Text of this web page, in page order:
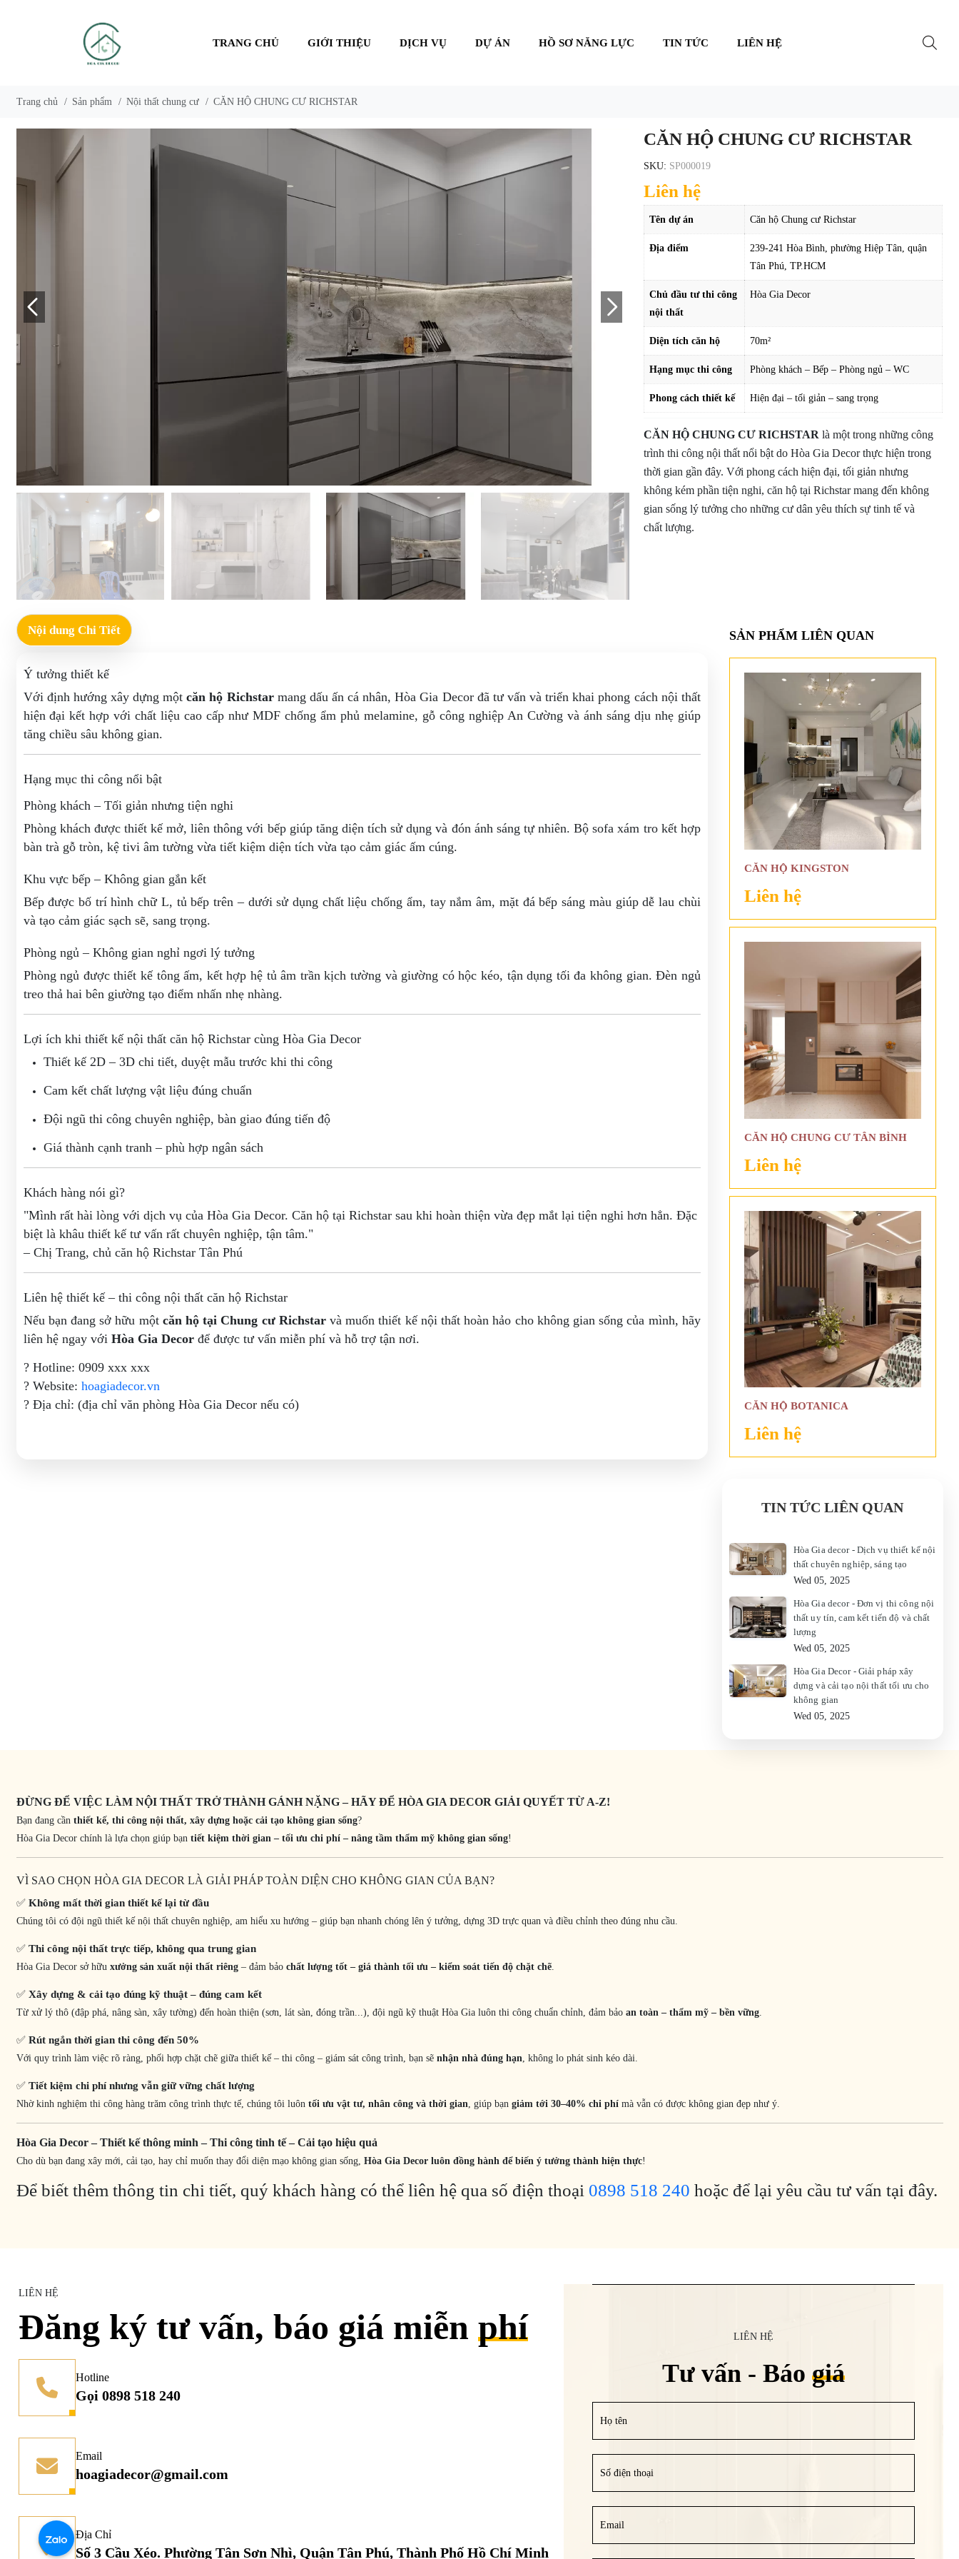
TRANG CHỦ GIỚI THIỆU DỊCH VỤ DỰ ÁN HỒ SƠ NĂNG LỰC TIN TỨC LIÊN HỆ
Trang chủ / Sản phẩm / Nội thất chung cư / CĂN HỘ CHUNG CƯ RICHSTAR
CĂN HỘ CHUNG CƯ RICHSTAR
SKU: SP000019
Liên hệ
Tên dự án Căn hộ Chung cư Richstar
Địa điểm
239-241 Hòa Bình, phường Hiệp Tân, quận
Tân Phú, TP.HCM
Chủ đầu tư thi công
nội thất
Hòa Gia Decor
Diện tích căn hộ 70m²
Hạng mục thi công Phòng khách – Bếp – Phòng ngủ – WC
Phong cách thiết kế Hiện đại – tối giản – sang trọng
CĂN HỘ CHUNG CƯ RICHSTAR là một trong những công
trình thi công nội thất nổi bật do Hòa Gia Decor thực hiện trong
thời gian gần đây. Với phong cách hiện đại, tối giản nhưng
không kém phần tiện nghi, căn hộ tại Richstar mang đến không
gian sống lý tưởng cho những cư dân yêu thích sự tinh tế và
chất lượng.
Nội dung Chi Tiết
Ý tưởng thiết kế
Với định hướng xây dựng mộtcăn hộ Richstarmang dấu ấn cá nhân, Hòa Gia Decor đã tư vấn và triển khai phong cách nội thất
hiện đại kết hợp với chất liệu cao cấp như MDF chống ẩm phủ melamine, gỗ công nghiệp An Cường và ánh sáng dịu nhẹ giúp
tăng chiều sâu không gian.
Hạng mục thi công nổi bật
Phòng khách – Tối giản nhưng tiện nghi
Phòng khách được thiết kế mở, liên thông với bếp giúp tăng diện tích sử dụng và đón ánh sáng tự nhiên. Bộ sofa xám tro kết hợp
bàn trà gỗ tròn, kệ tivi âm tường vừa tiết kiệm diện tích vừa tạo cảm giác ấm cúng.
Khu vực bếp – Không gian gắn kết
Bếp được bố trí hình chữ L, tủ bếp trên – dưới sử dụng chất liệu chống ẩm, tay nắm âm, mặt đá bếp sáng màu giúp dễ lau chùi
và tạo cảm giác sạch sẽ, sang trọng.
Phòng ngủ – Không gian nghỉ ngơi lý tưởng
Phòng ngủ được thiết kế tông ấm, kết hợp hệ tủ âm trần kịch tường và giường có hộc kéo, tận dụng tối đa không gian. Đèn ngủ
treo thả hai bên giường tạo điểm nhấn nhẹ nhàng.
Lợi ích khi thiết kế nội thất căn hộ Richstar cùng Hòa Gia Decor
Thiết kế 2D – 3D chi tiết, duyệt mẫu trước khi thi công
Cam kết chất lượng vật liệu đúng chuẩn
Đội ngũ thi công chuyên nghiệp, bàn giao đúng tiến độ
Giá thành cạnh tranh – phù hợp ngân sách
Khách hàng nói gì?
"Mình rất hài lòng với dịch vụ của Hòa Gia Decor. Căn hộ tại Richstar sau khi hoàn thiện vừa đẹp mắt lại tiện nghi hơn hẳn. Đặc
biệt là khâu thiết kế tư vấn rất chuyên nghiệp, tận tâm."
– Chị Trang, chủ căn hộ Richstar Tân Phú
Liên hệ thiết kế – thi công nội thất căn hộ Richstar
Nếu bạn đang sở hữu một căn hộ tại Chung cư Richstarvà muốn thiết kế nội thất hoàn hảo cho không gian sống của mình, hãy
liên hệ ngay với Hòa Gia Decorđể được tư vấn miễn phí và hỗ trợ tận nơi.
? Hotline: 0909 xxx xxx
? Website: hoagiadecor.vn
? Địa chỉ: (địa chỉ văn phòng Hòa Gia Decor nếu có)
SẢN PHẨM LIÊN QUAN
CĂN HỘ KINGSTON
Liên hệ
CĂN HỘ CHUNG CƯ TÂN BÌNH
Liên hệ
CĂN HỘ BOTANICA
Liên hệ
TIN TỨC LIÊN QUAN
Hòa Gia decor - Dịch vụ thiết kế nội
thất chuyên nghiệp, sáng tạo
Wed 05, 2025
Hòa Gia decor - Đơn vị thi công nội
thất uy tín, cam kết tiến độ và chất
lượng
Wed 05, 2025
Hòa Gia Decor - Giải pháp xây
dựng và cải tạo nội thất tối ưu cho
không gian
Wed 05, 2025
ĐỪNG ĐỂ VIỆC LÀM NỘI THẤT TRỞ THÀNH GÁNH NẶNG – HÃY ĐỂ HÒA GIA DECOR GIẢI QUYẾT TỪ A-Z!
Bạn đang cần thiết kế, thi công nội thất, xây dựng hoặc cải tạo không gian sống?
Hòa Gia Decor chính là lựa chọn giúp bạn tiết kiệm thời gian – tối ưu chi phí – nâng tầm thẩm mỹ không gian sống!
VÌ SAO CHỌN HÒA GIA DECOR LÀ GIẢI PHÁP TOÀN DIỆN CHO KHÔNG GIAN CỦA BẠN?
✅ Không mất thời gian thiết kế lại từ đầu
Chúng tôi có đội ngũ thiết kế nội thất chuyên nghiệp, am hiểu xu hướng – giúp bạn nhanh chóng lên ý tưởng, dựng 3D trực quan và điều chỉnh theo đúng nhu cầu.
✅ Thi công nội thất trực tiếp, không qua trung gian
Hòa Gia Decor sở hữu xưởng sản xuất nội thất riêng– đảm bảo chất lượng tốt – giá thành tối ưu – kiểm soát tiến độ chặt chẽ.
✅ Xây dựng & cải tạo đúng kỹ thuật – đúng cam kết
Từ xử lý thô (đập phá, nâng sàn, xây tường) đến hoàn thiện (sơn, lát sàn, đóng trần...), đội ngũ kỹ thuật Hòa Gia luôn thi công chuẩn chỉnh, đảm bảo an toàn – thẩm mỹ – bền vững.
✅ Rút ngắn thời gian thi công đến 50%
Với quy trình làm việc rõ ràng, phối hợp chặt chẽ giữa thiết kế – thi công – giám sát công trình, bạn sẽ nhận nhà đúng hạn, không lo phát sinh kéo dài.
✅ Tiết kiệm chi phí nhưng vẫn giữ vững chất lượng
Nhờ kinh nghiệm thi công hàng trăm công trình thực tế, chúng tôi luôn tối ưu vật tư, nhân công và thời gian, giúp bạn giảm tới 30–40% chi phímà vẫn có được không gian đẹp như ý.
Hòa Gia Decor – Thiết kế thông minh – Thi công tinh tế – Cải tạo hiệu quả
Cho dù bạn đang xây mới, cải tạo, hay chỉ muốn thay đổi diện mạo không gian sống, Hòa Gia Decor luôn đồng hành để biến ý tưởng thành hiện thực!
Để biết thêm thông tin chi tiết, quý khách hàng có thể liên hệ qua số điện thoại 0898 518 240 hoặc để lại yêu cầu tư vấn tại đây.
LIÊN HỆ
Đăng ký tư vấn, báo giá miễn phí
Hotline
Gọi 0898 518 240
Email
hoagiadecor@gmail.com
Địa Chỉ
Số 3 Cầu Xéo. Phường Tân Sơn Nhì, Quận Tân Phú, Thành Phố Hồ Chí Minh
LIÊN HỆ
Tư vấn - Báo giá